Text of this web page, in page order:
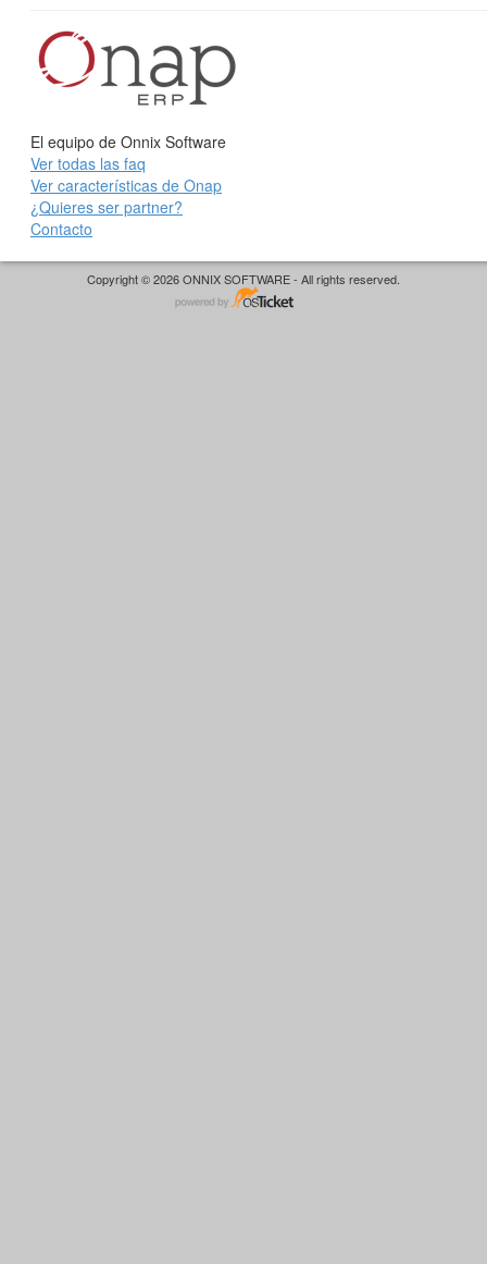
El equipo de Onnix Software
Ver todas las faq
Ver características de Onap
¿Quieres ser partner?
Contacto
Copyright © 2026 ONNIX SOFTWARE - All rights reserved.